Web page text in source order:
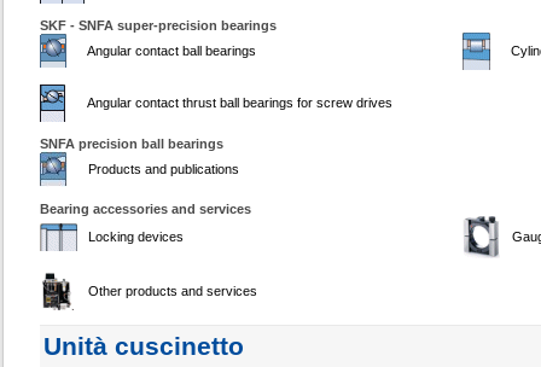
SKF - SNFA super-precision bearings
Angular contact ball bearings
Angular contact thrust ball bearings for screw drives
SNFA precision ball bearings
Products and publications
Bearing accessories and services
Locking devices
Other products and services
Unità cuscinetto